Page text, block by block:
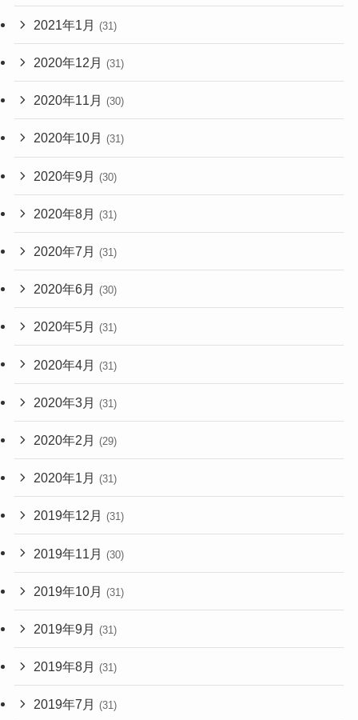
2021年1月 (31)
2020年12月 (31)
2020年11月 (30)
2020年10月 (31)
2020年9月 (30)
2020年8月 (31)
2020年7月 (31)
2020年6月 (30)
2020年5月 (31)
2020年4月 (31)
2020年3月 (31)
2020年2月 (29)
2020年1月 (31)
2019年12月 (31)
2019年11月 (30)
2019年10月 (31)
2019年9月 (31)
2019年8月 (31)
2019年7月 (31)